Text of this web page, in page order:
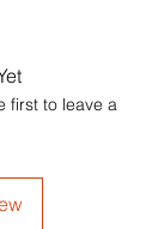
first to leave a